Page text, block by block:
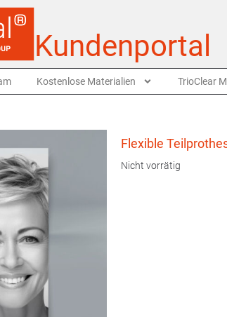
Kundenportal
Kostenlose Materialien TrioClear
Flexible
Nicht vorrätig